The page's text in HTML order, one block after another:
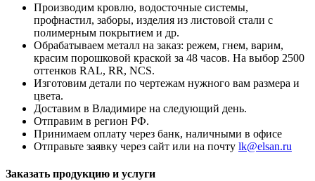
Производим кровлю, водосточные системы,
профнастил, заборы, изделия из листовой стали с
полимерным покрытием и др.
Обрабатываем металл на заказ: режем, гнем, варим,
красим порошковой краской за 48 часов. На выбор 2500
оттенков RAL, RR, NCS.
Изготовим детали по чертежам нужного вам размера и
цвета.
Доставим в Владимире на следующий день.
Отправим в регион РФ.
Принимаем оплату через банк, наличными в офисе
Отправьте заявку через сайт или на почту lk@elsan.ru
Заказать продукцию и услуги